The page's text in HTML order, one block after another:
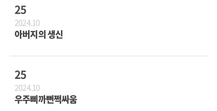
25
2024.10
아버지의 생신
25
2024.10
우주삐까뻔쩍싸움